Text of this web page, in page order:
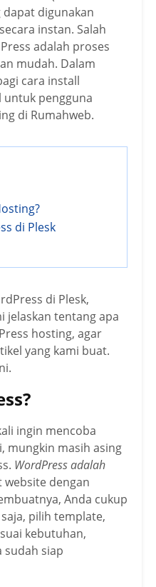
dapat digunakan
instan. Salah
adalah proses
mudah. Dalam
cara install
untuk pengguna
di Rumahweb.
di Plesk
di Plesk,
jelaskan tentang apa
hosting, agar
yang kami buat.
ingin mencoba
mungkin masih asing
WordPress adalah
dengan
Anda cukup
pilih template,
kebutuhan,
sudah siap